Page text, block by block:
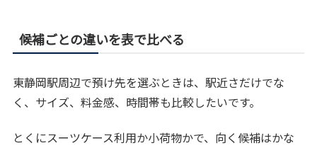
候補ごとの違いを表で比べる
東静岡駅周辺で預け先を選ぶときは、駅近さだけでな
く、サイズ、料金感、時間帯も比較したいです。
とくにスーツケース利用か小荷物かで、向く候補はかな